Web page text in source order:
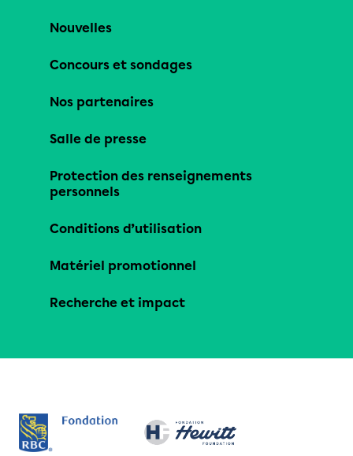
Nouvelles
Concours et sondages
Nos partenaires
Salle de presse
Protection des renseignements
personnels
Conditions d’utilisation
Matériel promotionnel
Recherche et impact